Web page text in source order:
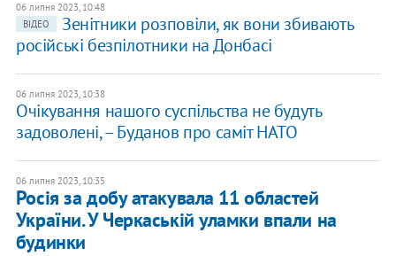
06 липня 2023, 10:48
ВІДЕО
Зенітники розповіли, як вони збивають
російські безпілотники на Донбасі
06 липня 2023, 10:38
Очікування нашого суспільства не будуть
задоволені, – Буданов про саміт НАТО
06 липня 2023, 10:35
Росія за добу атакувала 11 областей
України. У Черкаській уламки впали на
будинки